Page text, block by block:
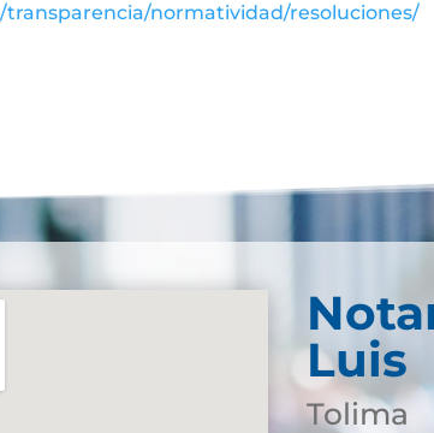
normatividad/resoluciones/
Luis
Tolima